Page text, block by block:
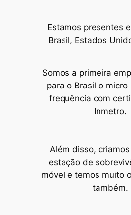
Estamos presentes
Brasil, Estados
Somos a primeira
para o Brasil o micro
frequência com
Inmetro.
Além disso,
estação de
móvel e temos muito
também.